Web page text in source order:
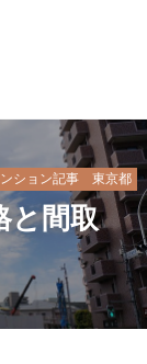
ンション記事 東京都
間取